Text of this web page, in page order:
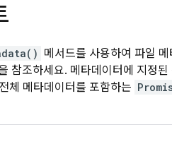
메서드를 사용하여 파일
참조하세요. 메타데이터에 지정
체 메타데이터를 포함하는